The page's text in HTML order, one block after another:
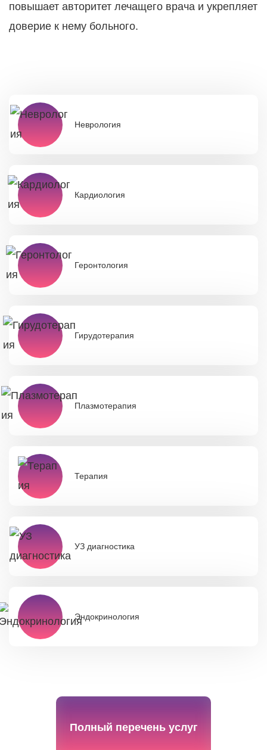
повышает авторитет лечащего врача и укрепляет
доверие к нему больного.
Неврология
Кардиология
Геронтология
Гирудотерапия
Плазмотерапия
Терапия
УЗ диагностика
Эндокринология
Полный перечень услуг